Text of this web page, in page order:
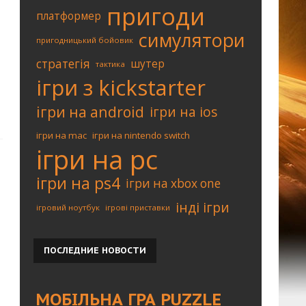
платформер пригоди
пригодницький бойовик симулятори
стратегія тактика шутер
ігри з kickstarter
ігри на android ігри на ios
ігри на mac ігри на nintendo switch
ігри на pc
ігри на ps4 ігри на xbox one
ігровий ноутбук ігрові приставки інді ігри
ПОСЛЕДНИЕ НОВОСТИ
МОБІЛЬНА ГРА PUZZLE